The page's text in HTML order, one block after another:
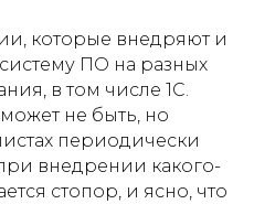
которые внедряют и
ПО на разных
в том числе 1С.
не быть, но
периодически
внедрении какого-
стопор, и ясно, что